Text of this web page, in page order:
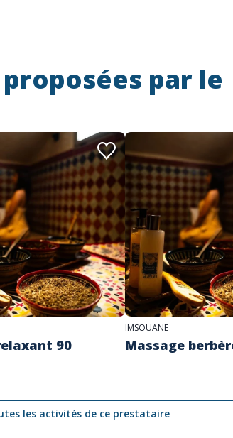
par le
90
IMSOUANE
Massage
les activités de ce prestataire